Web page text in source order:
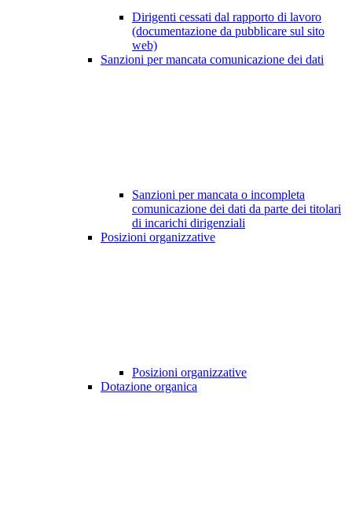
Dirigenti cessati dal rapporto di lavoro
(documentazione da pubblicare sul sito
web)
Sanzioni per mancata comunicazione dei dati
Sanzioni per mancata o incompleta
comunicazione dei dati da parte dei titolari
di incarichi dirigenziali
Posizioni organizzative
Posizioni organizzative
Dotazione organica